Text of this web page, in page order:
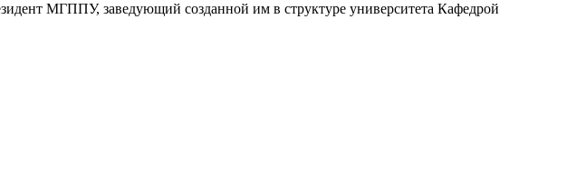
МГППУ, заведующий созданной им в структуре университета Кафедрой